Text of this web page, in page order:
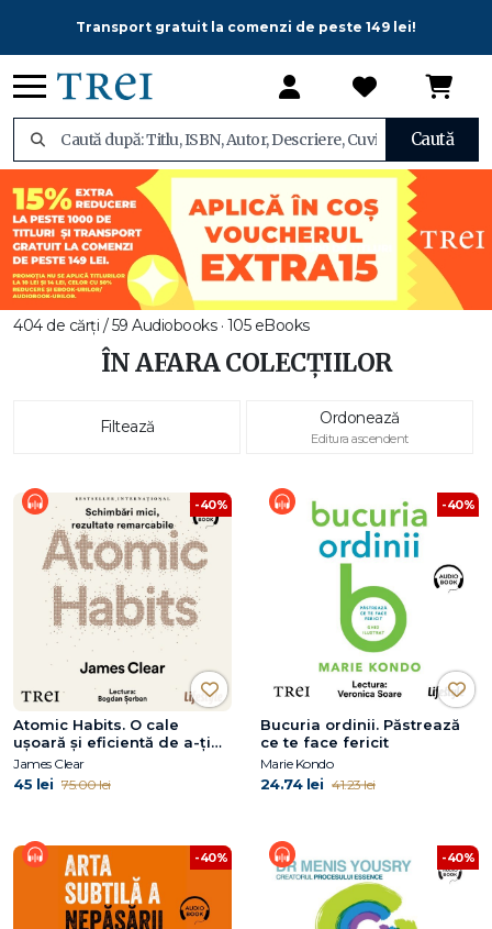
Transport gratuit la comenzi de peste 149 lei!
Caută
404 de cărți / 59 Audiobooks · 105 eBooks
ÎN AFARA COLECȚIILOR
Filtează Ordonează
Editura ascendent
-40%
Atomic Habits. O cale
ușoară și eficientă de a-ți
forma obiceiuri bune și a
scăpa de cele proaste
James Clear
45 lei 75.00 lei
-40%
Bucuria ordinii. Păstrează
ce te face fericit
Marie Kondo
24.74 lei 41.23 lei
-40% -40%